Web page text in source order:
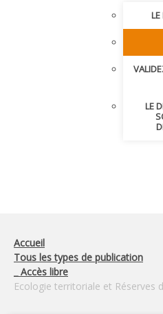
LE
Accueil
Tous les types de publication
_ Accès libre
Ecologie territoriale et Réserves